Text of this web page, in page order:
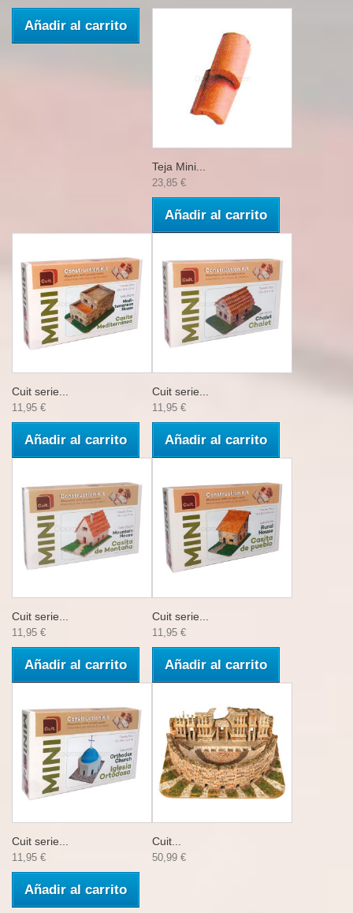
Añadir al carrito
Teja Mini...
23,85 €
Añadir al carrito
Cuit serie...
11,95 €
Añadir al carrito
Cuit serie...
11,95 €
Añadir al carrito
Cuit serie...
11,95 €
Añadir al carrito
Cuit serie...
11,95 €
Añadir al carrito
Cuit serie...
11,95 €
Añadir al carrito
Cuit...
50,99 €